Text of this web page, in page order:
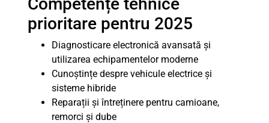
prioritare pentru 2025
Diagnosticare electronică avansată și
utilizarea echipamentelor moderne
Cunoștințe despre vehicule electrice și
sisteme hibride
Reparații și întreținere pentru camioane,
remorci și dube